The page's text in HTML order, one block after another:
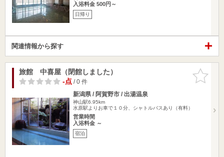
入浴料金 500円～
日帰り
関連情報から探す
お気に入
りに追加
旅館 中喜屋（閉館しました）
-点/ 0 件
新潟県 / 阿賀野市 / 出湯温泉
神山駅6.95km
水原駅よりお車で１０分、シャトルバスあり（有料）
営業時間
入浴料金 ～
宿泊